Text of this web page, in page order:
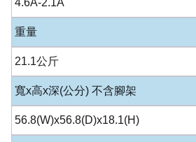
重量
21.1公斤
寬x高x深(公分) 不含腳架
56.8(W)x56.8(D)x18.1(H)